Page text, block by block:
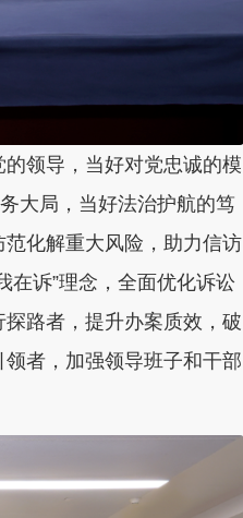
领导，当好对党忠诚的模
大局，当好法治护航的笃
化解重大风险，助力信访
在诉”理念，全面优化诉讼
路者，提升办案质效，破
者，加强领导班子和干部